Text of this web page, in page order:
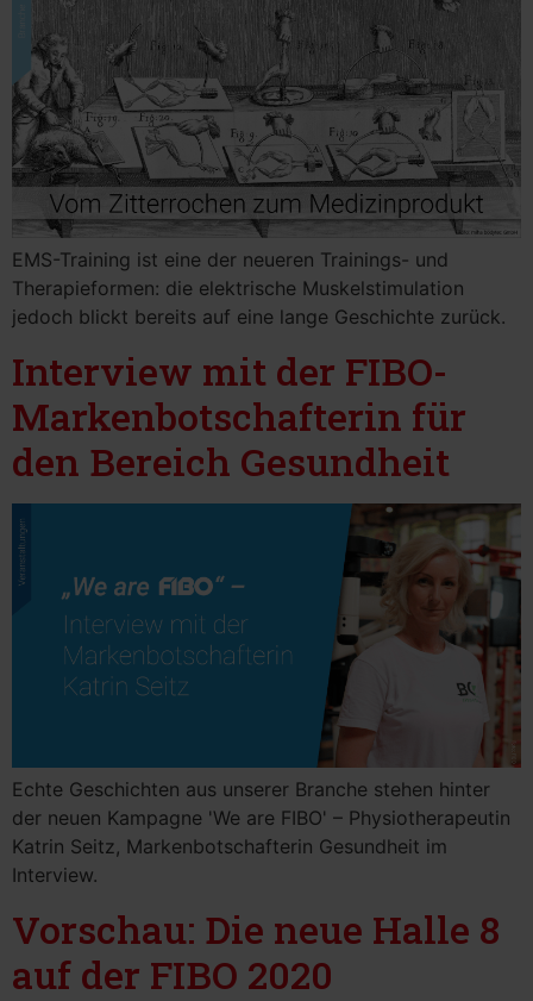
EMS-Training ist eine der neueren Trainings- und
Therapieformen: die elektrische Muskelstimulation
jedoch blickt bereits auf eine lange Geschichte zurück.
Interview mit der FIBO-
Markenbotschafterin für
den Bereich Gesundheit
Echte Geschichten aus unserer Branche stehen hinter
der neuen Kampagne 'We are FIBO' – Physiotherapeutin
Katrin Seitz, Markenbotschafterin Gesundheit im
Interview.
Vorschau: Die neue Halle 8
auf der FIBO 2020